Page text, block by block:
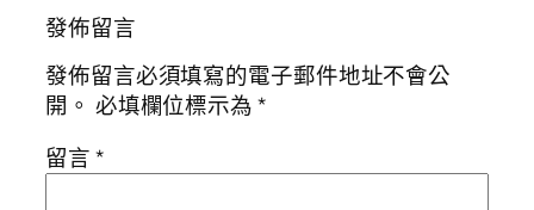
發佈留言
發佈留言必須填寫的電子郵件地址不會公
開。 必填欄位標示為*
留言*